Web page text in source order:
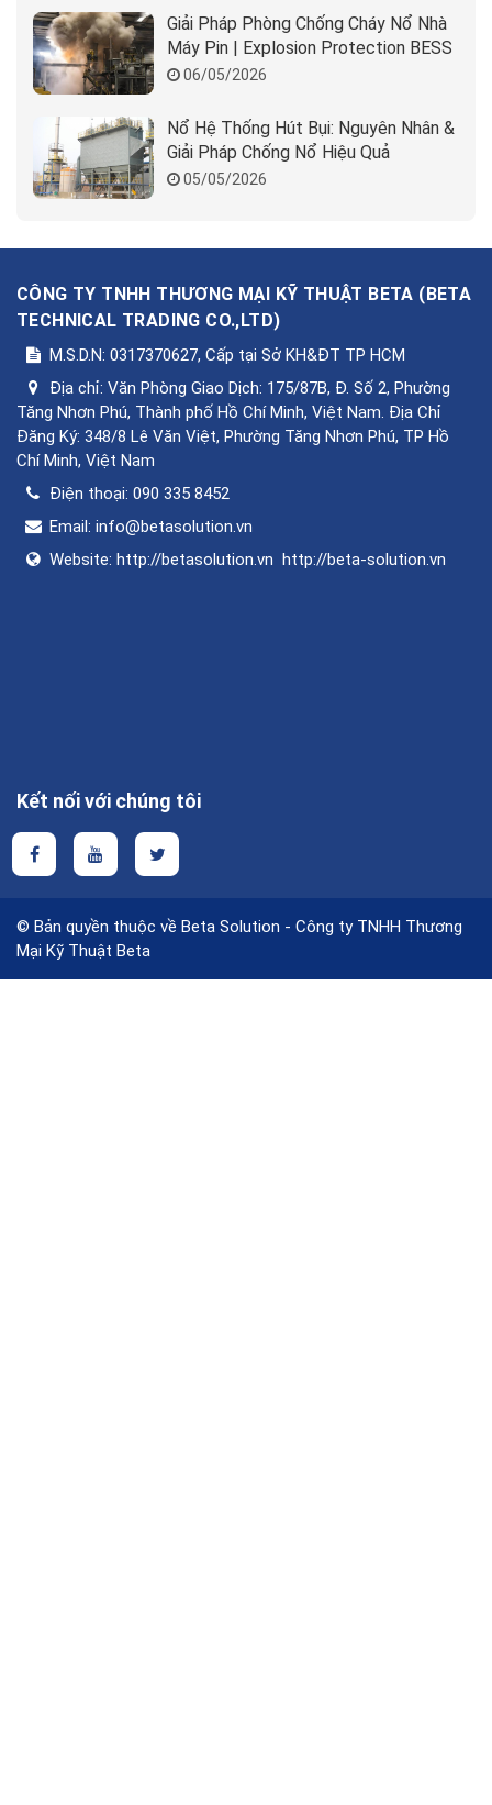
Giải Pháp Phòng Chống Cháy Nổ Nhà
Máy Pin | Explosion Protection BESS
06/05/2026
Nổ Hệ Thống Hút Bụi: Nguyên Nhân &
Giải Pháp Chống Nổ Hiệu Quả
05/05/2026
CÔNG TY TNHH THƯƠNG MẠI KỸ THUẬT BETA (BETA
TECHNICAL TRADING CO.,LTD)
M.S.D.N: 0317370627, Cấp tại Sở KH&ĐT TP HCM
Địa chỉ: Văn Phòng Giao Dịch: 175/87B, Đ. Số 2, Phường
Tăng Nhơn Phú, Thành phố Hồ Chí Minh, Việt Nam. Địa Chỉ
Đăng Ký: 348/8 Lê Văn Việt, Phường Tăng Nhơn Phú, TP Hồ
Chí Minh, Việt Nam
Điện thoại: 090 335 8452
Email: info@betasolution.vn
Website: http://betasolution.vn http://beta-solution.vn
Kết nối với chúng tôi
© Bản quyền thuộc về Beta Solution - Công ty TNHH Thương
Mại Kỹ Thuật Beta